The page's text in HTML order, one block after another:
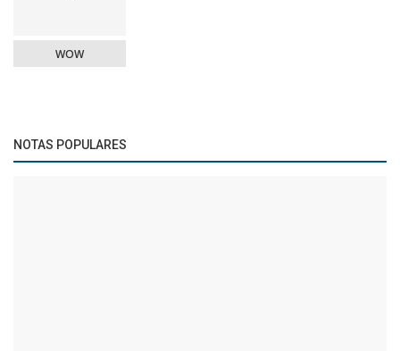
WOW
NOTAS POPULARES